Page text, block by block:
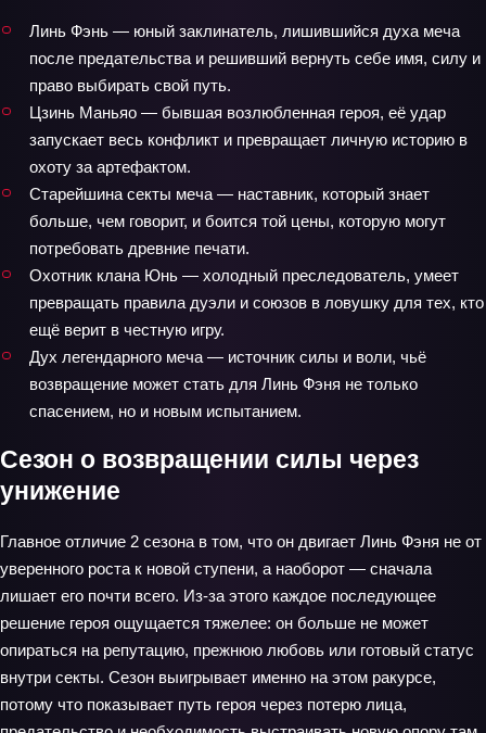
Линь Фэнь — юный заклинатель, лишившийся духа меча
после предательства и решивший вернуть себе имя, силу и
право выбирать свой путь.
Цзинь Маньяо — бывшая возлюбленная героя, её удар
запускает весь конфликт и превращает личную историю в
охоту за артефактом.
Старейшина секты меча — наставник, который знает
больше, чем говорит, и боится той цены, которую могут
потребовать древние печати.
Охотник клана Юнь — холодный преследователь, умеет
превращать правила дуэли и союзов в ловушку для тех, кто
ещё верит в честную игру.
Дух легендарного меча — источник силы и воли, чьё
возвращение может стать для Линь Фэня не только
спасением, но и новым испытанием.
Сезон о возвращении силы через
унижение
Главное отличие 2 сезона в том, что он двигает Линь Фэня не от
уверенного роста к новой ступени, а наоборот — сначала
лишает его почти всего. Из-за этого каждое последующее
решение героя ощущается тяжелее: он больше не может
опираться на репутацию, прежнюю любовь или готовый статус
внутри секты. Сезон выигрывает именно на этом ракурсе,
потому что показывает путь героя через потерю лица,